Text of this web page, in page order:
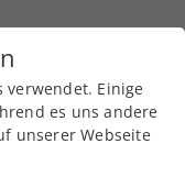
verwendet. Einige
es uns andere
unserer Webseite